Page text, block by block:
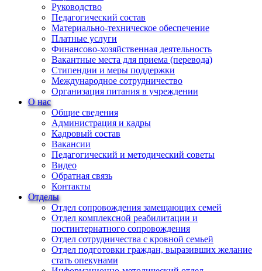
Руководство
Педагогический состав
Материально-техническое обеспечение
Платные услуги
Финансово-хозяйственная деятельность
Вакантные места для приема (перевода)
Стипендии и меры поддержки
Международное сотрудничество
Организация питания в учреждении
О нас
Общие сведения
Администрация и кадры
Кадровый состав
Вакансии
Педагогический и методический советы
Видео
Обратная связь
Контакты
Отделы
Отдел сопровождения замещающих семей
Отдел комплексной реабилитации и
постинтернатного сопровождения
Отдел сотрудничества с кровной семьей
Отдел подготовки граждан, выразивших желание
стать опекунами